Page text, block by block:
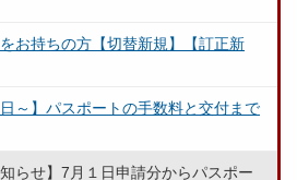
お持ちの方【切替新規】【訂正新
日～】パスポートの手数料と交付まで
知らせ】7月１日申請分からパスポー